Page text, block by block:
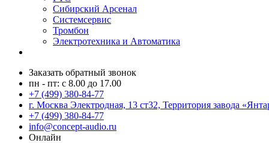
Сибирский Арсенал
Системсервис
Тромбон
Электротехника и Автоматика
Заказать обратный звонок
пн - пт: с 8.00 до 17.00
+7 (499) 380-84-77
г. Москва Электродная, 13 ст32, Территория завода
+7 (499) 380-84-77
info@concept-audio.ru
Онлайн